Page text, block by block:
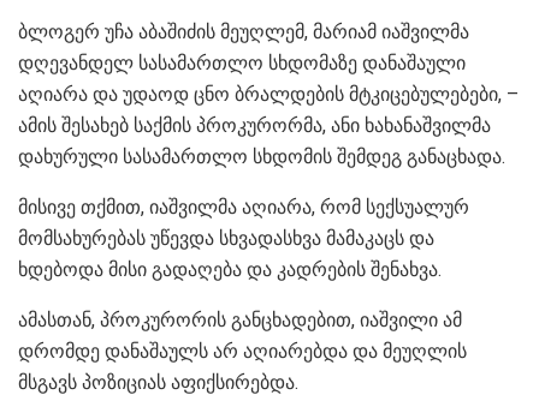
ბლოგერ უჩა აბაშიძის მეუღლემ, მარიამ იაშვილმა
დღევანდელ სასამართლო სხდომაზე დანაშაული
აღიარა და უდაოდ ცნო ბრალდების მტკიცებულებები, –
ამის შესახებ საქმის პროკურორმა, ანი ხახანაშვილმა
დახურული სასამართლო სხდომის შემდეგ განაცხადა.
მისივე თქმით, იაშვილმა აღიარა, რომ სექსუალურ
მომსახურებას უწევდა სხვადასხვა მამაკაცს და
ხდებოდა მისი გადაღება და კადრების შენახვა.
ამასთან, პროკურორის განცხადებით, იაშვილი ამ
დრომდე დანაშაულს არ აღიარებდა და მეუღლის
მსგავს პოზიციას აფიქსირებდა.